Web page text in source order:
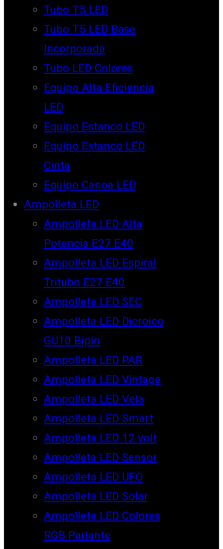
Tubo T5 LED
Tubo T5 LED Base
Incorporada
Tubo LED Colores
Equipo Alta Eficiencia
LED
Equipo Estanco LED
Equipo Estanco LED
Cinta
Equipo Canoa LED
Ampolleta LED
Ampolleta LED Alta
Potencia E27 E40
Ampolleta LED Espiral
Tritubo E27 E40
Ampolleta LED SEC
Ampolleta LED Dicroico
GU10 Bipin
Ampolleta LED PAR
Ampolleta LED Vintage
Ampolleta LED Vela
Ampolleta LED Smart
Ampolleta LED 12 volt
Ampolleta LED Sensor
Ampolleta LED UFO
Ampolleta LED Solar
Ampolleta LED Colores
RGB Parlante